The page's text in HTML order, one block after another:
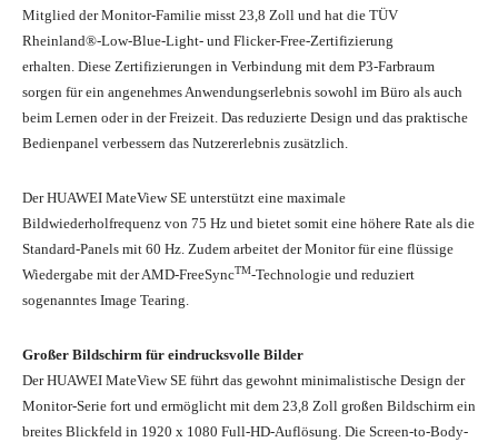
Mitglied der Monitor-Familie misst 23,8 Zoll und hat die TÜV
Rheinland®-Low-Blue-Light- und Flicker-Free-Zertifizierung
erhalten. Diese Zertifizierungen in Verbindung mit dem P3-Farbraum
sorgen für ein angenehmes Anwendungserlebnis sowohl im Büro als auch
beim Lernen oder in der Freizeit. Das reduzierte Design und das praktische
Bedienpanel verbessern das Nutzererlebnis zusätzlich.
Der HUAWEI MateView SE unterstützt eine maximale
Bildwiederholfrequenz von 75 Hz und bietet somit eine höhere Rate als die
Standard-Panels mit 60 Hz. Zudem arbeitet der Monitor für eine flüssige
Wiedergabe mit der AMD-FreeSyncTM-Technologie und reduziert
sogenanntes Image Tearing.
Großer Bildschirm für eindrucksvolle Bilder
Der HUAWEI MateView SE führt das gewohnt minimalistische Design der
Monitor-Serie fort und ermöglicht mit dem 23,8 Zoll großen Bildschirm ein
breites Blickfeld in 1920 x 1080 Full-HD-Auflösung. Die Screen-to-Body-